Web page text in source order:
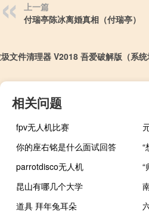
上一篇
付瑞亭陈冰离婚真相（付瑞亭）
文件清理器 V2018 吾爱破解版（系
相关问题
fpv无人机比赛
你的座右铭是什么面试回答
“
parrotdisco无人机
“
昆山有哪几个大学
道具 拜年兔耳朵